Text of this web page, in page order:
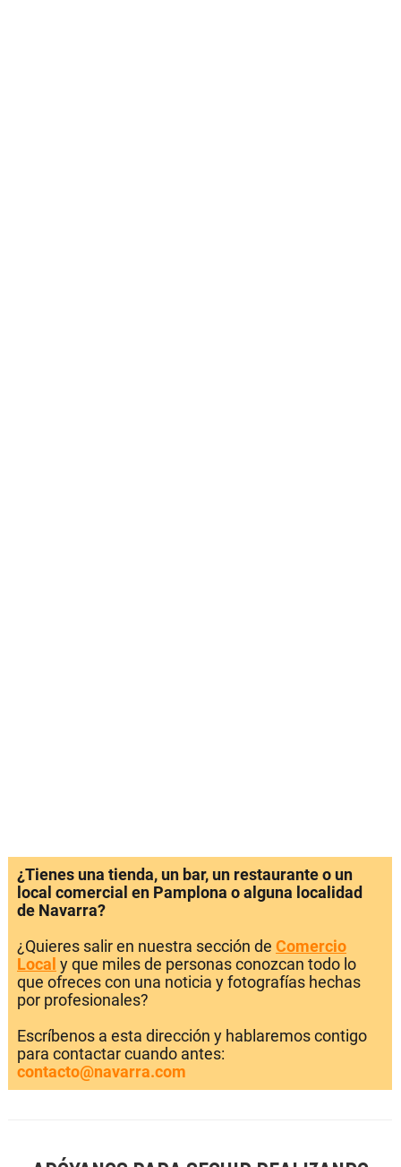
¿Tienes una tienda, un bar, un restaurante o un
local comercial en Pamplona o alguna localidad
de Navarra?
¿Quieres salir en nuestra sección de Comercio
Local y que miles de personas conozcan todo lo
que ofreces con una noticia y fotografías hechas
por profesionales?
Escríbenos a esta dirección y hablaremos contigo
para contactar cuando antes:
contacto@navarra.com